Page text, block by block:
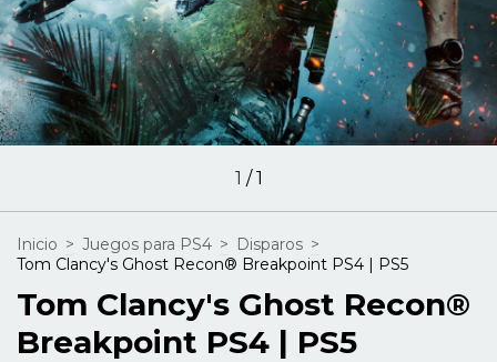
1 /1
Inicio > Juegos para PS4 > Disparos >
Tom Clancy's Ghost Recon® Breakpoint PS4 | PS5
Tom Clancy's Ghost Recon®
Breakpoint PS4 | PS5